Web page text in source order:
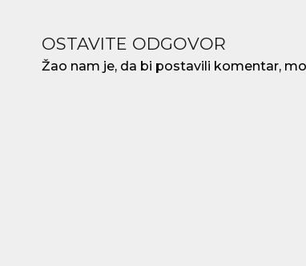
OSTAVITE ODGOVOR
Žao nam je, da bi postavili komentar,